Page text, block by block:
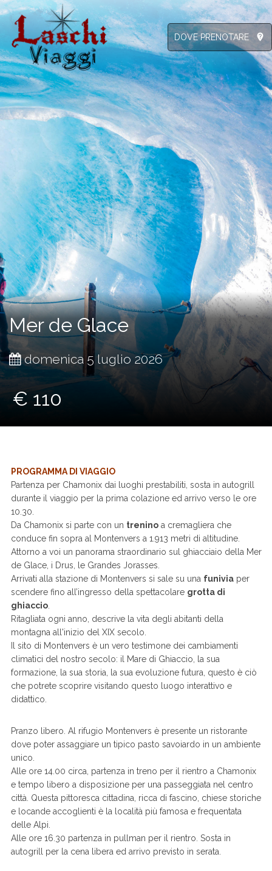
DOVE PRENOTARE not_listed_location
Mer de Glace
domenica 5 luglio 2026
€ 110
PROGRAMMA DI VIAGGIO
Partenza per Chamonix dai luoghi prestabiliti, sosta in autogrill
durante il viaggio per la prima colazione ed arrivo verso le ore
10.30.
Da Chamonix si parte con un trenino a cremagliera che
conduce fin sopra al Montenvers a 1.913 metri di altitudine.
Attorno a voi un panorama straordinario sul ghiacciaio della Mer
de Glace, i Drus, le Grandes Jorasses.
Arrivati alla stazione di Montenvers si sale su una funivia per
scendere fino all’ingresso della spettacolare grotta di
ghiaccio
Ritagliata ogni anno, descrive la vita degli abitanti della
montagna all'inizio del XIX secolo.
Il sito di Montenvers è un vero testimone dei cambiamenti
climatici del nostro secolo: il Mare di Ghiaccio, la sua
formazione, la sua storia, la sua evoluzione futura, questo è ciò
che potrete scoprire visitando questo luogo interattivo e
didattico.
Pranzo libero. Al rifugio Montenvers è presente un ristorante
dove poter assaggiare un tipico pasto savoiardo in un ambiente
unico.
Alle ore 14.00 circa, partenza in treno per il rientro a Chamonix
e tempo libero a disposizione per una passeggiata nel centro
città. Questa pittoresca cittadina, ricca di fascino, chiese storiche
e locande accoglienti è la località più famosa e frequentata
delle Alpi.
Alle ore 16.30 partenza in pullman per il rientro. Sosta in
autogrill per la cena libera ed arrivo previsto in serata.